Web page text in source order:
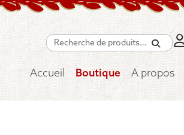
Accueil Boutique A propos